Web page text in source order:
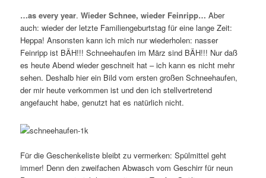
…as every year.Wieder Schnee, wieder Feinripp… Aber
auch: wieder der letzte Familiengeburtstag für eine lange Zeit:
Heppa! Ansonsten kann ich mich nur wiederholen: nasser
Feinripp ist BÄH!!! Schneehaufen im März sind BÄH!!! Nur daß
es heute Abend wieder geschneit hat – ich kann es nicht mehr
sehen. Deshalb hier ein Bild vom ersten großen Schneehaufen,
der mir heute verkommen ist und den ich stellvertretend
angefaucht habe, genutzt hat es natürlich nicht.
Für die Geschenkeliste bleibt zu vermerken: Spülmittel geht
immer! Denn den zweifachen Abwasch vom Geschirr für neun